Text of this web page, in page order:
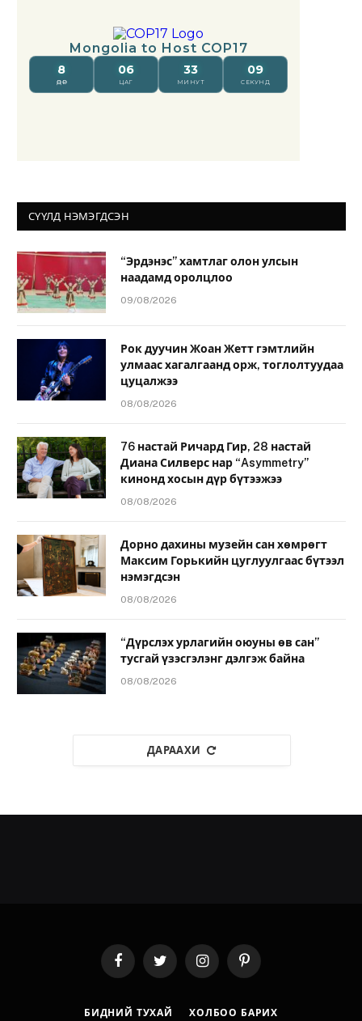
СҮҮЛД НЭМЭГДСЭН
“Эрдэнэс” хамтлаг олон улсын
наадамд оролцлоо
09/08/2026
Рок дуучин Жоан Жетт гэмтлийн
улмаас хагалгаанд орж, тоглолтуудаа
цуцалжээ
08/08/2026
76 настай Ричард Гир, 28 настай
Диана Силверс нар “Asymmetry”
кинонд хосын дүр бүтээжээ
08/08/2026
Дорно дахины музейн сан хөмрөгт
Максим Горькийн цуглуулгаас бүтээл
нэмэгдсэн
08/08/2026
“Дүрслэх урлагийн оюуны өв сан”
тусгай үзэсгэлэнг дэлгэж байна
08/08/2026
ДАРААХИ
FacebookTwitter InstagramPinterest
БИДНИЙ ТУХАЙ ХОЛБОО БАРИХ